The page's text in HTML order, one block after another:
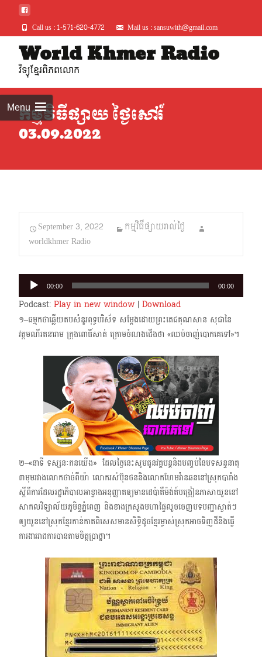
Call us : 1-571-620-4772 Mail us : sansuwith@gmail.com
World Khmer Radio
វិទ្យុខ្មែរពិភពលោក
Menuកម្មវិធីផ្សាយ ថ្ងៃសៅរ៍
03.09.2022
September 3, 2022
កម្មវិធីផ្សាយរាល់ថ្ងៃ
worldkhmer Radio
Audio
Player
00:00 00:00
Podcast: Play in new window| Download
១–ធម្មកថាឆ្លើយតបសំនួរពុទ្ធបរិស័ទ សម្ដែងដោយព្រះតេជគុណសាន សុជា​នៃ
វត្តមណីរតនារាម ក្រុងពោធិ៍សាត់ ​ក្រោមចំណងជើងថា «ឈប់ចាញ់បោកគេទៅ»។
២–«នាទី ទស្សនៈកនយើង» ​ ដែលថ្ងៃនេះសូមជូនវគ្គបន្តនិងបញ្ចប់​នៃបទសន្ទនាតុ
៣​មុម​រវាងលោកថាច់ពីយ៉ា លោក​រស់​ប៊ុនថន​និង​លោកហែមវ៉ានឆននៅស្រុកបារាំង
ស្ដីពីការដែលរដ្ឋាភិបាលអាខ្វាងអនុញ្ញាតឲ្យមានដេប៉ាតឺម៉ង់ត៍បង្រៀនភាសាយួននៅ
សាកលវិទ្យាល័យភូមិន្ទភ្នំពេញ​ និងខាងក្រសួងមហាផ្ទៃលួចចេញបទបញ្ជាស្ងាត់ៗ
ឲ្យយួននៅស្រុកខ្មែរកាន់កាតពិសេសមានសិទ្ធិដូចខ្មែរម្ចាស់ស្រុកអាចទិញដី​និងធ្វើ
ការងាររាជការបានតាមចិត្តប្រាថ្នា។